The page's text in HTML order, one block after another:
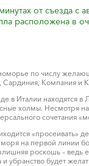
от съезда с
расположена в
по числу
Сардиния, Компания
Италии находятся в
холмы. Несмотря
сочетания
«просеивать»
на первой линии
роскошь –
убранство будет